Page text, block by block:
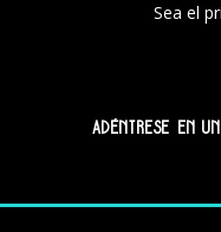
Sea el
Adéntrese en